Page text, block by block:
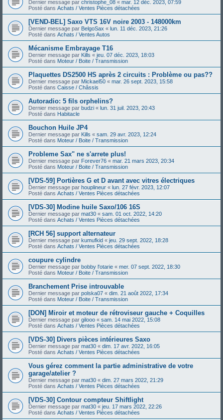
Dernier message par christophe_08 « mar. 12 déc. 2023, 07:59
Posté dans Achats / Ventes Pièces détachées
[VEND-BEL] Saxo VTS 16V noire 2003 - 148000km
Dernier message par BelgoSax « lun. 11 déc. 2023, 21:26
Posté dans Achats / Ventes Autos
Mécanisme Embrayage T16
Dernier message par Kills « jeu. 07 déc. 2023, 18:03
Posté dans Moteur / Boite / Transmission
Plaquettes DS2500 HS après 2 circuits : Problème ou pas??
Dernier message par Mickael50 « mar. 26 sept. 2023, 15:58
Posté dans Caisse / Châssis
Autoradio: 5 fils orphelins?
Dernier message par budzi « lun. 31 juil. 2023, 20:43
Posté dans Habitacle
Bouchon Huile JP4
Dernier message par Kills « sam. 29 avr. 2023, 12:24
Posté dans Moteur / Boite / Transmission
Probleme Sax" ne s'arrete plus!
Dernier message par Forever76 « mar. 21 mars 2023, 20:34
Posté dans Moteur / Boite / Transmission
[VDS-59] Portières G et D avant avec vitres électriques
Dernier message par houplineur « lun. 27 févr. 2023, 12:07
Posté dans Achats / Ventes Pièces détachées
[VDS-30] Modine huile Saxo/106 16S
Dernier message par mat30 « sam. 01 oct. 2022, 14:20
Posté dans Achats / Ventes Pièces détachées
[RCH 56] support alternateur
Dernier message par kumufkid « jeu. 29 sept. 2022, 18:28
Posté dans Achats / Ventes Pièces détachées
coupure cylindre
Dernier message par bobby l'otarie « mer. 07 sept. 2022, 18:30
Posté dans Moteur / Boite / Transmission
Branchement Prise introuvable
Dernier message par polska07 « dim. 21 août 2022, 17:34
Posté dans Moteur / Boite / Transmission
[DON] Miroir et moteur de rétroviseur gauche + Coquilles
Dernier message par gilooo « sam. 14 mai 2022, 15:08
Posté dans Achats / Ventes Pièces détachées
[VDS-30] Divers pièces intérieures Saxo
Dernier message par mat30 « dim. 17 avr. 2022, 16:05
Posté dans Achats / Ventes Pièces détachées
Vous gérez comment la partie administrative de votre
garage/atelier ?
Dernier message par mat30 « dim. 27 mars 2022, 21:29
Posté dans Achats / Ventes Pièces détachées
[VDS-30] Contour compteur Shiftlight
Dernier message par mat30 « jeu. 17 mars 2022, 22:26
Posté dans Achats / Ventes Pièces détachées